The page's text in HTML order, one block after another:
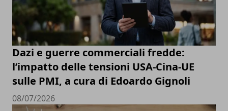
Dazi e guerre commerciali fredde:
l’impatto delle tensioni USA-Cina-UE
sulle PMI, a cura di Edoardo Gignoli
08/07/2026